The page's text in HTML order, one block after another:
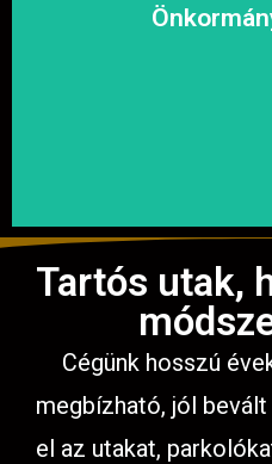
garantáljuk a
Tartós utak,
Cégünk hosszú
megbízható, jól
el az utakat,